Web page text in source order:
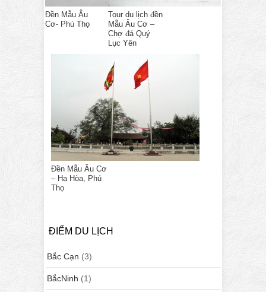
Đền Mẫu Âu
Cơ- Phú Thọ
Tour du lịch đền
Mẫu Âu Cơ –
Chợ đá Quý
Lục Yên
Đền Mẫu Âu Cơ
– Hạ Hòa, Phú
Thọ
ĐIỂM DU LỊCH
Bắc Cạn (3)
BắcNinh (1)